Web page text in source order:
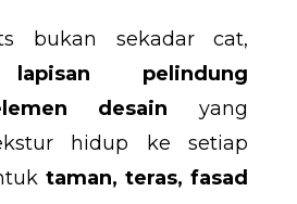
bukan sekadar cat,
lapisan pelindung
desain yang
hidup ke setiap
taman, teras, fasad